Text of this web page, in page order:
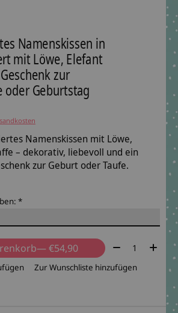
Namenskissen in
mit Löwe, Elefant
zur
oder Geburtstag
Namenskissen mit Löwe,
– dekorativ, liebevoll und ein
zur Geburt oder Taufe.
*
— €54,90 Menge:
Zur Wunschliste hinzufügen